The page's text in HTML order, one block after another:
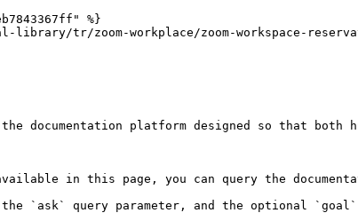
%}
library/tr/zoom-workplace/zoom-workspace-
documentation platform designed so that both
in this page, you can query the
the `ask` query parameter, and the optional